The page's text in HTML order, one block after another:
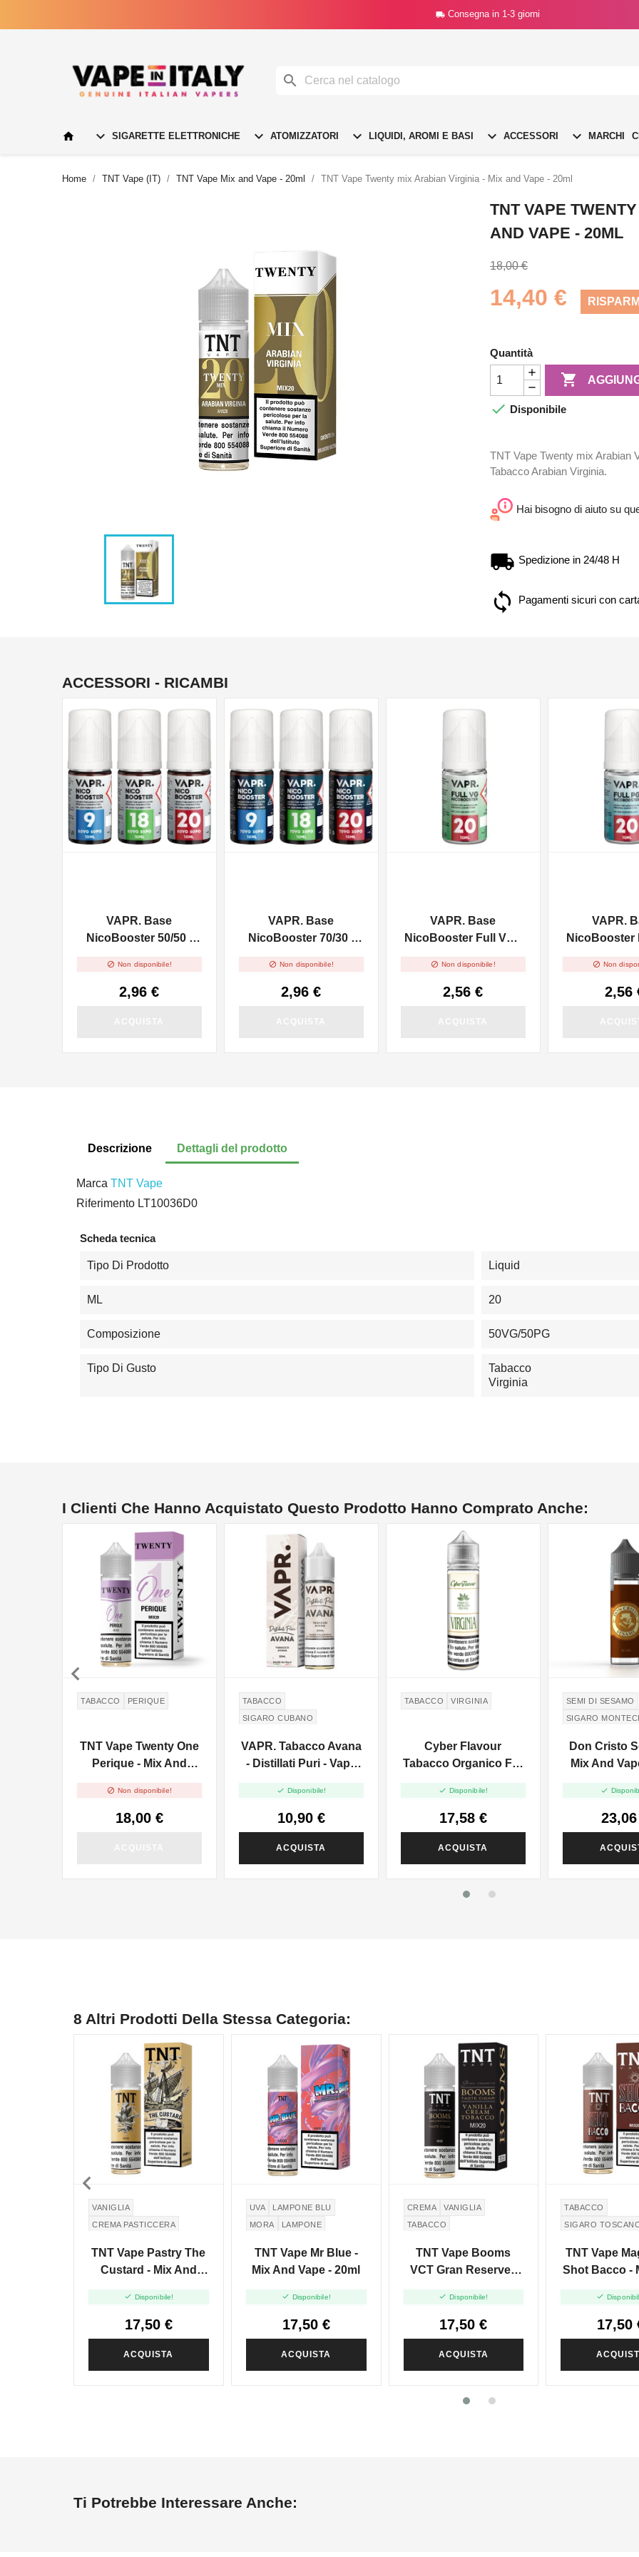
 Consegna in 1-3 giorni

  SIGARETTE ELETTRONICHE  ATOMIZZATORI  LIQUIDI, AROMI E BASI  ACCESSORI  MARCHI
Home TNT Vape (IT) TNT Vape Mix and Vape - 20ml TNT Vape Twenty mix Arabian Virginia - Mix and Vape - 20ml
TNT VAPE
AND VAPE - 20ML
18,00 €
14,40 €
Quantità

 Disponibile
TNT Vape Twenty mix Arabian
Tabacco Arabian Virginia.
Hai bisogno di aiuto su
Spedizione in 24/48 H
Pagamenti sicuri con
ACCESSORI - RICAMBI
VAPR. Base
NicoBooster 50/50 -
 Non disponibile!
2,96 €
VAPR. Base
NicoBooster 70/30 -
 Non disponibile!
2,96 €
VAPR. Base
NicoBooster Full VG -
 Non disponibile!
2,56 €
VAPR.
NicoBooster
 Non
2,56
Descrizione Dettagli del prodotto
Marca TNT Vape
Riferimento LT10036D0
Scheda tecnica
Tipo Di Prodotto Liquid
ML 20
Composizione 50VG/50PG
Tipo Di Gusto
Tabacco
Virginia
I Clienti Che Hanno Acquistato Questo Prodotto Hanno Comprato Anche:
TABACCO PERIQUE
TNT Vape Twenty One
Perique - Mix And
 Non disponibile!
18,00 €
NON DISPONIBILE
TABACCO
SIGARO CUBANO
VAPR. Tabacco Avana
- Distillati Puri - Vape
 Disponibile!
10,90 €
ACQUISTA
TABACCO VIRGINIA
Cyber Flavour
Tabacco Organico For
Shot 20ml
 Disponibile!
17,58 €
ACQUISTA
SEMI DI SESAMO
SIGARO
MONTECRISTO
Don Cristo
Mix And


8 Altri Prodotti Della Stessa Categoria:
VANIGLIA
CREMA PASTICCERA
TNT Vape Pastry The
Custard - Mix And
 Disponibile!
17,50 €
ACQUISTA
UVA
LAMPONE BLU
MORA
LAMPONE
TNT Vape Mr Blue -
Mix And Vape - 20ml
 Disponibile!
17,50 €
ACQUISTA
CREMA
VANIGLIA
TABACCO
BRANDY
TNT Vape Booms
VCT Gran Reserve -
 Disponibile!
17,50 €
ACQUISTA
TABACCO
SIGARO
TNT Vape
Shot Bacco -

17,50

Ti Potrebbe Interessare Anche: